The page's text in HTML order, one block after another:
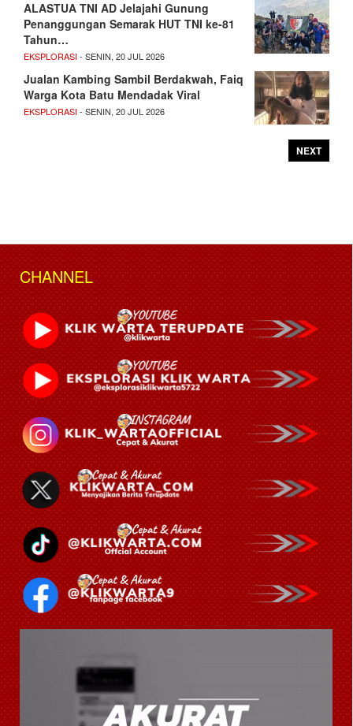
ALASTUA TNI AD Jelajahi Gunung
Penanggungan Semarak HUT TNI ke-81
Tahun…
EKSPLORASI- SENIN, 20 JUL 2026
Jualan Kambing Sambil Berdakwah, Faiq
Warga Kota Batu Mendadak Viral
EKSPLORASI- SENIN, 20 JUL 2026
NEXT
CHANNEL